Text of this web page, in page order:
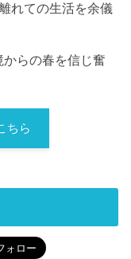
れての生活を余儀
らの春を信じ奮
ちら